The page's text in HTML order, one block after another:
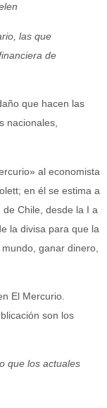
las que
de
que hacen las
nacionales,
al economista
en él se estima a
Chile, desde la I a
la divisa para que la
ganar dinero,
El Mercurio.
son los
que los actuales